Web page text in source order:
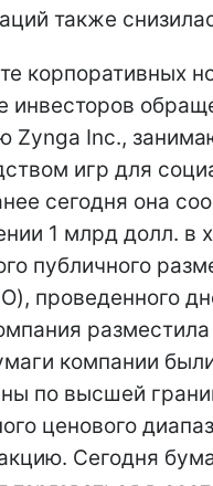
также
корпоративных
инвесторов
Zynga Inc.,
игр для
сегодня она
1 млрд долл. в
публичного
проведенного
компании
по высшей
ценового
Сегодня